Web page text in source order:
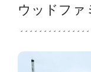
ウッドファ